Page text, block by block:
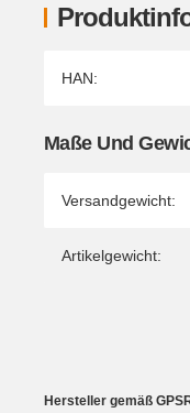
Produkteigenschaft
Wert
HAN:
Maße Und
Versandgewicht:
Artikelgewicht:
Hersteller gemäß